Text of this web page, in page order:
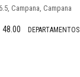
Campana, Campana
48.00 DEPARTAMENTOS